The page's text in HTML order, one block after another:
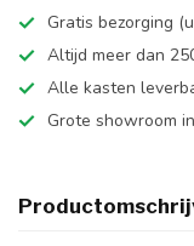
Gratis bezorging
Altijd meer dan
Alle kasten
Grote showroom